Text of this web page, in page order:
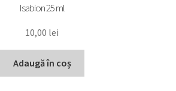
Isabion 25 ml
10,00 lei
Adaugă în coș